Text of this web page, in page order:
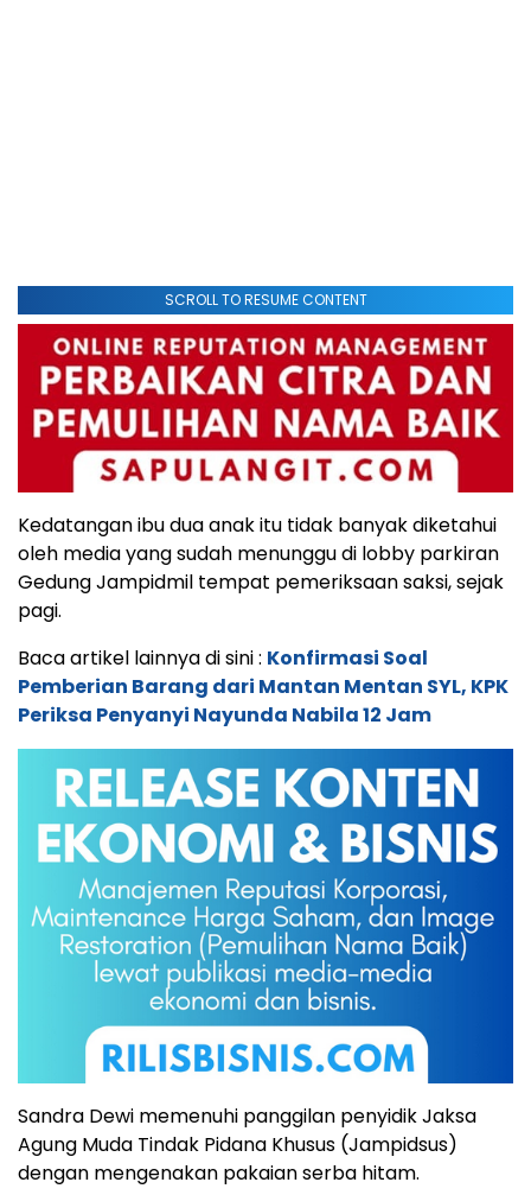
SCROLL TO RESUME CONTENT
Kedatangan ibu dua anak itu tidak banyak diketahui
oleh media yang sudah menunggu di lobby parkiran
Gedung Jampidmil tempat pemeriksaan saksi, sejak
pagi.
Baca artikel lainnya di sini : Konfirmasi Soal
Pemberian Barang dari Mantan Mentan SYL, KPK
Periksa Penyanyi Nayunda Nabila 12 Jam
Sandra Dewi memenuhi panggilan penyidik Jaksa
Agung Muda Tindak Pidana Khusus (Jampidsus)
dengan mengenakan pakaian serba hitam.